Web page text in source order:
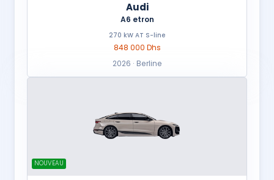
Audi
A6 etron
270 kW AT S-line
848 000 Dhs
2026 · Berline
NOUVEAU